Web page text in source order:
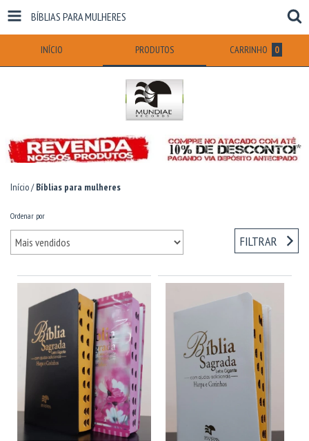
BÍBLIAS PARA MULHERES
INÍCIO PRODUTOS CARRINHO 0
Início/ Bíblias para mulheres
Ordenar por
FILTRAR